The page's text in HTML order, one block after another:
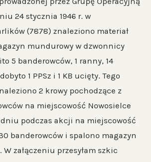
24 stycznia 1946 r. w
(7878) znaleziono materiał
mundurowy w dzwonnicy
5 banderowców, 1 ranny, 14
1 PPSz i 1 KB ucięty. Tego
2 krowy pochodzące z
na miejscowość Nowosielce
dniu podczas akcji na miejscowość
banderowców i spalono magazyn
załączeniu przesyłam szkic